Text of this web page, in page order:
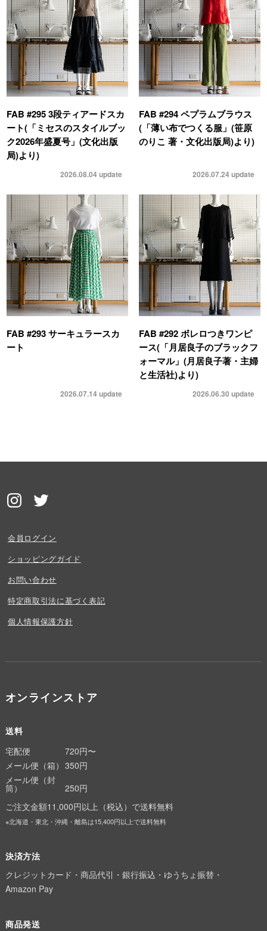
FAB #295 3段ティアードスカ
ート(「ミセスのスタイルブッ
ク2026年盛夏号」(文化出版
局)より)
2026.08.04update
FAB #294 ペプラムブラウス
(「薄い布でつくる服」(笹原
のりこ 著・文化出版局)より)
2026.07.24update
FAB #293 サーキュラースカ
ート
2026.07.14update
FAB #292 ボレロつきワンピ
ース(「月居良子のブラックフ
ォーマル」(月居良子著・主婦
と生活社)より)
2026.06.30 update
会員ログイン
ショッピングガイド
お問い合わせ
特定商取引法に基づく表記
個人情報保護方針
オンラインストア
送料
宅配便
720円〜
メール便（箱） 350円
メール便（封
筒）
250円
ご注文金額11,000円以上（税込）で送料無料
※北海道・東北・沖縄・離島は15,400円以上で送料無料
決済方法
クレジットカード・商品代引・銀行振込・ゆうちょ振替・
Amazon Pay
商品発送